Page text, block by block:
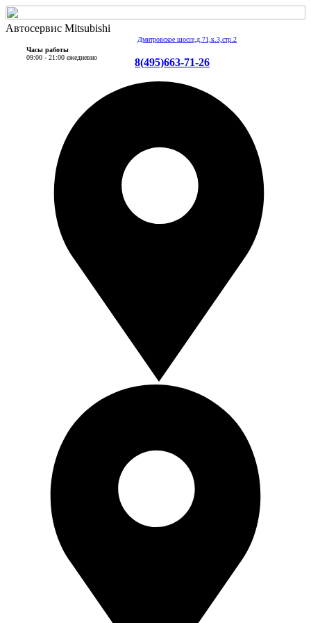
Автосервис Mitsubishi
Дмитровское шоссе,д.71,к.3,стр.2
Часы работы
09:00 - 21:00 ежедневно
8(495)663-71-26